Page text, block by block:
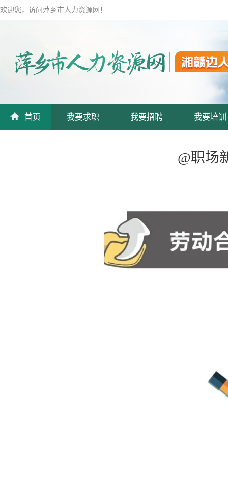
欢迎您，访问萍乡市人力资源网！
首页 我要求职 我要招聘 我要培训
@职场